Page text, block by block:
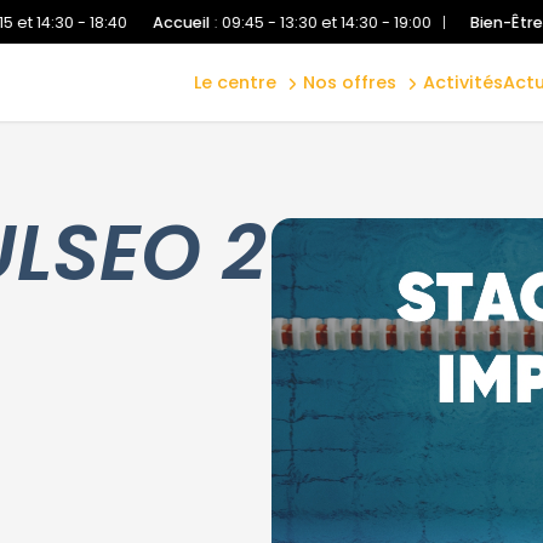
Accueil: 09:45 - 13:30 et 14:30 - 19:00 | Bien-Être 10:00 -
le centre
aquatique
fitness
nos offres
natation adultes
perfectionnement
offre pass familleactivités
2